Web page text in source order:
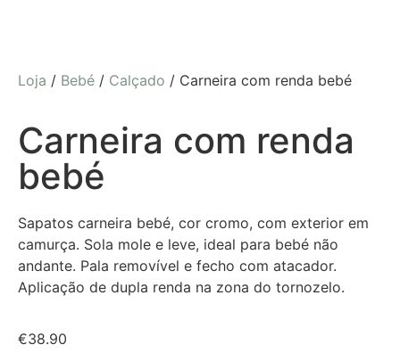
Loja / Bebé / Calçado / Carneira com renda bebé
Carneira com renda
bebé
Sapatos carneira bebé, cor cromo, com exterior em
camurça. Sola mole e leve, ideal para bebé não
andante. Pala removível e fecho com atacador.
Aplicação de dupla renda na zona do tornozelo.
€38.90